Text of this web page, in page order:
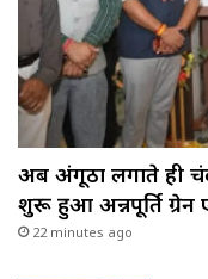
अब अंगूठा लगाते ही
शुरू हुआ अन्नपूर्ति ग्रेन
22 minutes ago